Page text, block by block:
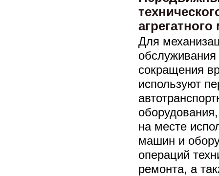
Для
сокращения
используют
на месте
машин и
операций
ремонта, а